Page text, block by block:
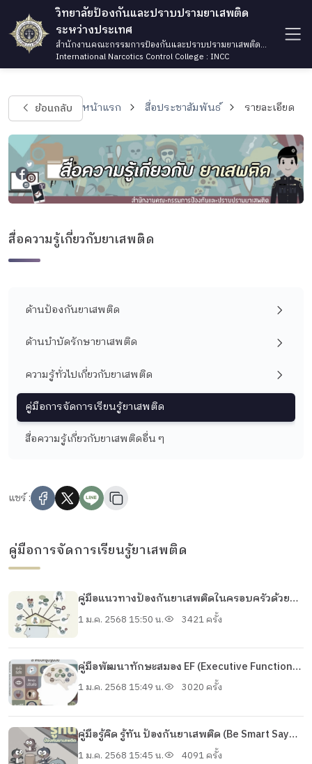
วิทยาลัยป้องกันและปราบปรามยาเสพติด
ระหว่างประเทศ
สำนักงานคณะกรรมการป้องกันและปราบปรามยาเสพติด
กระทรวงยุติธรรม
International Narcotics Control College : INCC
ย้อนกลับ หน้าแรก สื่อประชาสัมพันธ์ รายละเอียด
สื่อความรู้เกี่ยวกับยาเสพติด
ด้านป้องกันยาเสพติด
ด้านบำบัดรักษายาเสพติด
ความรู้ทั่วไปเกี่ยวกับยาเสพติด
คู่มือการจัดการเรียนรู้ยาเสพติด
สื่อความรู้เกี่ยวกับยาเสพติดอื่น ๆ
แชร์ :
คู่มือการจัดการเรียนรู้ยาเสพติด
คู่มือแนวทางป้องกันยาเสพติดในครอบครัวด้วย
ทักษะสมอง EF (Executive Functions) สำหรับผู้
1 ม.ค. 2568 15:50 น. 3421 ครั้ง
คู่มือพัฒนาทักษะสมอง EF (Executive Functions)
สำหรับครูปฐมวัย
1 ม.ค. 2568 15:49 น. 3020 ครั้ง
คู่มือรู้คิด รู้ทัน ป้องกันยาเสพติด (Be Smart Say
No To Drugs)
1 ม.ค. 2568 15:45 น. 4091 ครั้ง